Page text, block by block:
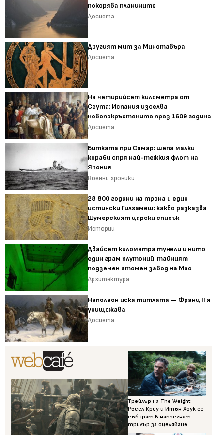
покорява планините
Досиета
Другият мит за Минотавъра
Досиета
На четирийсет километра от
Сеута: Испания изселва
новопокръстените през 1609 година
Досиета
Битката при Самар: шепа малки
кораби спря най-тежкия флот на
Япония
Военни хроники
28 800 години на трона и един
истински Гилгамеш: какво разказва
Шумерският царски списък
Истории
Двайсет километра тунели и нито
един грам плутоний: тайният
подземен атомен завод на Мао
Архитектура
Наполеон иска титлата — Франц II я
унищожава
Досиета
Трейлър на The Weight:
Ръсел Кроу и Итън Хоук се
събират в напрегнат
трилър за оцеляване